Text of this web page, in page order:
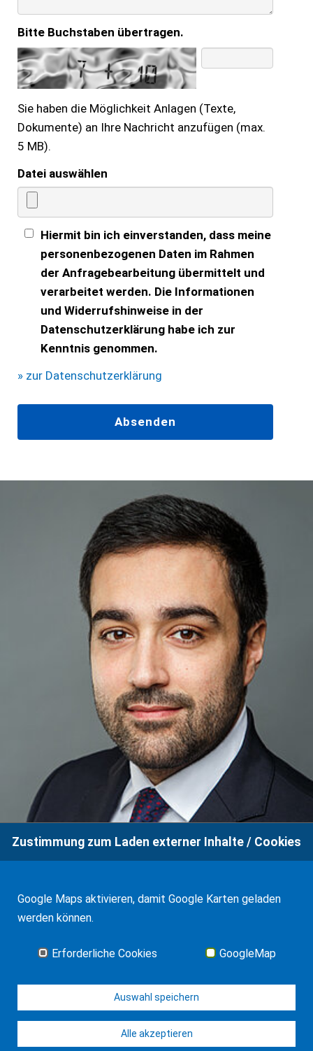
Bitte Buchstaben übertragen.
Sie haben die Möglichkeit Anlagen (Texte,
Dokumente) an Ihre Nachricht anzufügen (max.
5 MB).
Datei auswählen
Hiermit bin ich einverstanden, dass meine
personenbezogenen Daten im Rahmen
der Anfragebearbeitung übermittelt und
verarbeitet werden. Die Informationen
und Widerrufshinweise in der
Datenschutzerklärung habe ich zur
Kenntnis genommen.
» zur Datenschutzerklärung
zu den Publikationen
© WF Salinas & Frank 2026
Zustimmung zum Laden externer Inhalte / Cookies
Google Maps aktivieren, damit Google Karten geladen
werden können.
Erforderliche Cookies GoogleMap
Auswahl speichern
Alle akzeptieren